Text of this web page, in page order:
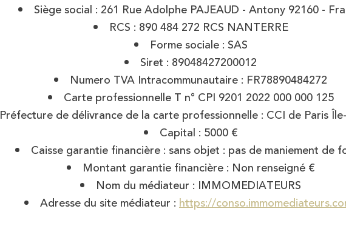
Siège social : 261 Rue Adolphe PAJEAUD - Antony 92160 -
RCS : 890 484 272 RCS NANTERRE
Forme sociale : SAS
Siret : 89048427200012
Numero TVA Intracommunautaire : FR78890484272
Carte professionnelle T n° CPI 9201 2022 000 000 125
Préfecture de délivrance de la carte professionnelle : CCI de Paris
Capital : 5000 €
Caisse garantie financière : sans objet : pas de maniement de
Montant garantie financière : Non renseigné €
Nom du médiateur : IMMOMEDIATEURS
Adresse du site médiateur : https://